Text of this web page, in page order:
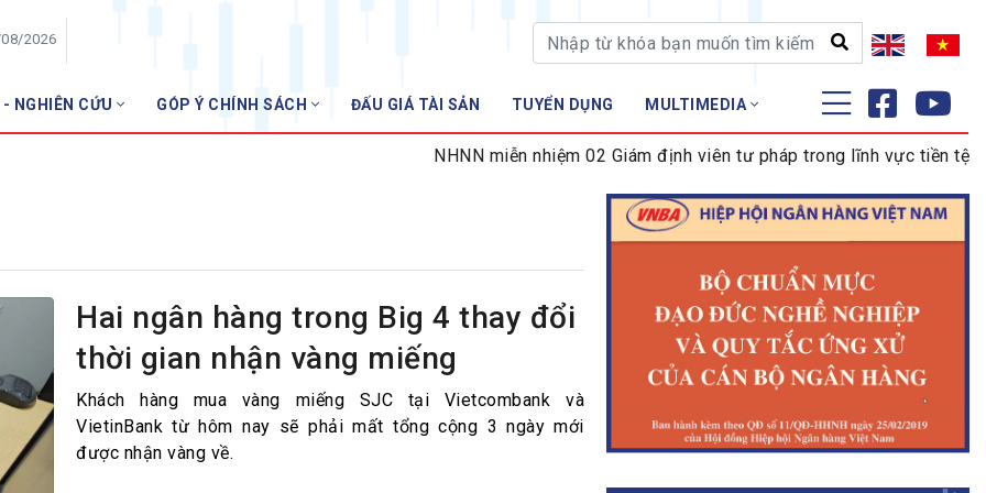
2026
NGHIÊN CỨU GÓP Ý CHÍNH SÁCH ĐẤU GIÁ TÀI SẢN TUYỂN DỤNG MULTIMEDIA
hàng
Tập huấn
NHNN miễn nhiệm 02 Giám định viên tư pháp trong lĩnh vực tiền tệ và
Hai ngân hàng trong Big 4 thay đổi
thời gian nhận vàng miếng
Khách hàng mua vàng miếng SJC tại Vietcombank và
VietinBank từ hôm nay sẽ phải mất tổng cộng 3 ngày mới
được nhận vàng về.